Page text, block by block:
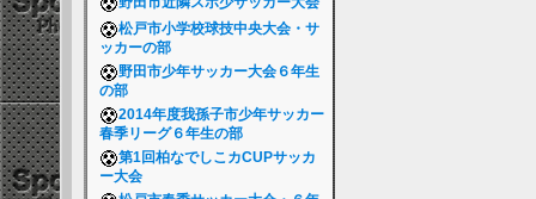
松戸市小学校球技中央大会・サ
ッカーの部
野田市少年サッカー大会６年生
の部
2014年度我孫子市少年サッカー
春季リーグ６年生の部
第1回柏なでしこカCUPサッカ
ー大会